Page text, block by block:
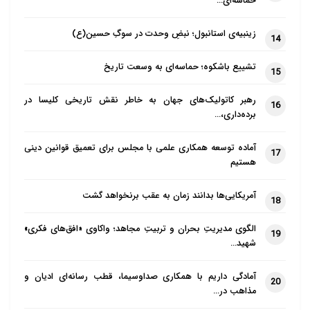
کسانی هستند و کجا هستند. قاتلین این همه کشتگان ما،
راولپندی موجود هستند. فقط ما کشته شویم؟ از حق نواز
جنگوی تا عثمانی چقدر کشته دادیم؟ ما برای دستگیر
کردن قاتلان، وقت و روز را خود تعیین خواهیم کرد و سپس
انتظار می کشیم. اگر پاسخ مثبت دریافت نشد عکس
العمل را خواهید دید و آن وقت مسئولیت با شما خواهد
شیعی و مدیر آن ایراد نمود و از ارسال آمبولانس و سایر
به شدت انتقاد کرد.
14 زینبیه‌ی استانبول؛ نبضِ وحدت در سوگِ حسین(ع)
15 تشییع باشکوه؛ حماسه‌ای به وسعت تاریخ
16
رهبر کاتولیک‌های جهان به خاطر نقش تاریخی کلیسا در
برده‌داری،…
17
آماده توسعه همکاری علمی با مجلس برای تعمیق قوانین دینی
هستیم
18 آمریکایی‌ها بدانند زمان به عقب برنخواهد گشت
19
الگوی مدیریتِ بحران و تربیتِ مجاهد؛ واکاوی «افق‌های فکری»
شهید…
20
آمادگی داریم با همکاری صداوسیما، قطب رسانه‌ای ادیان و
مذاهب در…